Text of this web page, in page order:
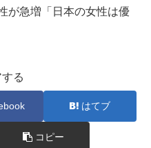
が急増「日本の女性は優
る
はてブ
コピー